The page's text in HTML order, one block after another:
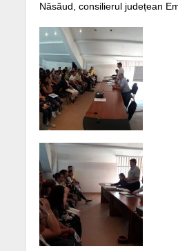
Năsăud, consilierul județean